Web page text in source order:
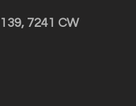
7241 CW